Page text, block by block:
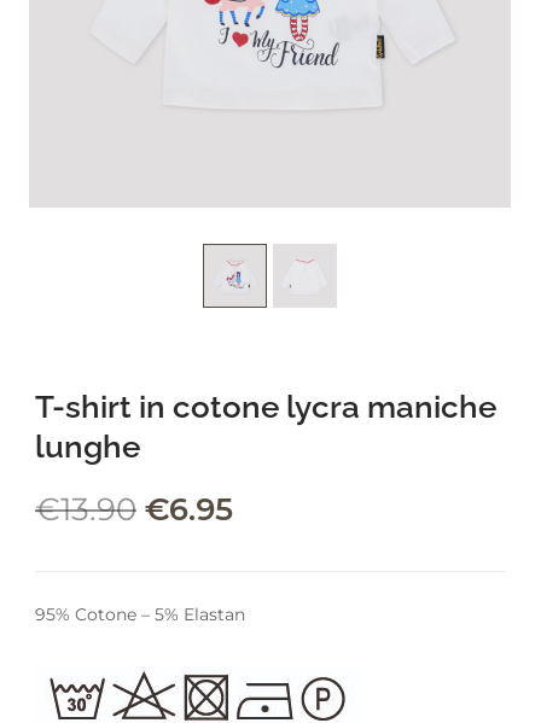
sell creative assets, use smart
design templates, learn
creative skills or even hire
Careers
Sitemap
Blog
Meetups
T-shirt in cotone lycra maniche
lunghe
€13.90 €6.95
95% Cotone – 5% Elastan